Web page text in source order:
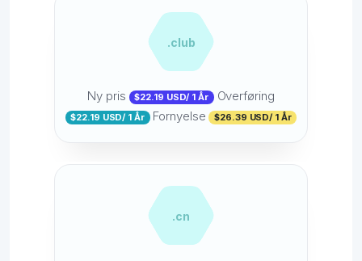
.club
Ny pris $22.19 USD/ 1 År Overføring
$22.19 USD/ 1 År Fornyelse $26.39 USD/ 1 År
.cn